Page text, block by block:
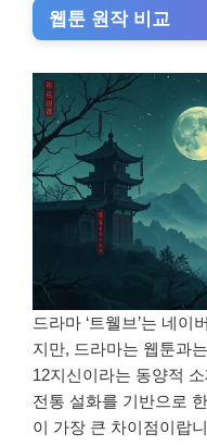
웹툰 원작 비교
드라마 ‘트웰브’는 네
지만, 드라마는 웹툰과
12지신이라는 동양적
전통 설화를 기반으로
이 가장 큰 차이점이랍